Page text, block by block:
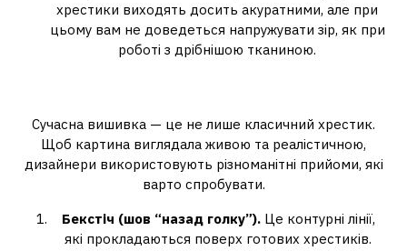
хрестики виходять досить акуратними, але при
цьому вам не доведеться напружувати зір, як при
роботі з дрібнішою тканиною.
Сучасна вишивка — це не лише класичний хрестик.
Щоб картина виглядала живою та реалістичною,
дизайнери використовують різноманітні прийоми, які
варто спробувати.
Бекстіч (шов “назад голку”).Це контурні лінії,
які прокладаються поверх готових хрестиків.